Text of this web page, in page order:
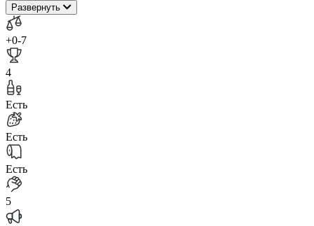
Развернуть
+0-7
4
Есть
Есть
Есть
5